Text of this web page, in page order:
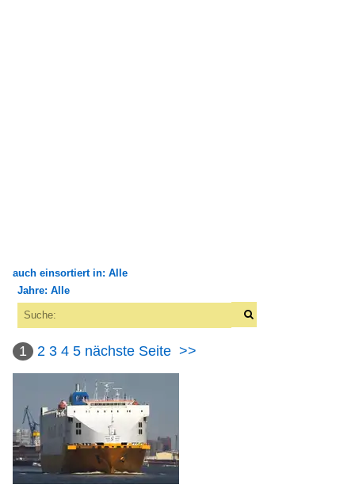
auch einsortiert in: Alle
Alle Kategorien
Flüsse und Seen
Deutschland
Sonstige Flüsse
Europa
Elbe
Jahre: Alle
2000
2009
1 2 3 4 5 nächste Seite >>